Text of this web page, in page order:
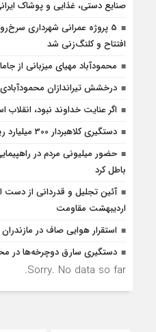
صنایع دستی، غذایی و پوشاک
افتتاح و کلنگ‌زنی شد
محمودآباد مهیای میزبانی از
درخشش تیراندازان
اگر عنایت خداوند نبود،
دستگیری کلاهبردار 300 میلیارد ریالی در محمودآباد
حضور میلیونی مردم در
باطل کرد
آئین تجلیل و قدردانی از دست
اردیبهشت مقاومت
استقرار هوایی صاف در مازندران
دستگيری سارق دوچرخه‌ها در
Sorry. No data so far.